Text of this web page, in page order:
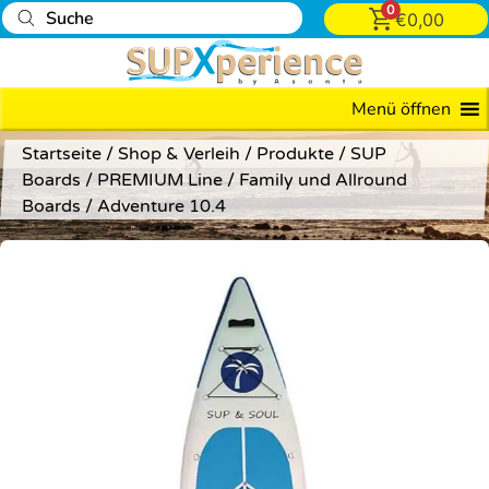
0€0,00
Menü öffnen
Startseite / Shop & Verleih / Produkte / SUP
Boards /PREMIUM Line/ Family und Allround
Boards/ Adventure 10.4